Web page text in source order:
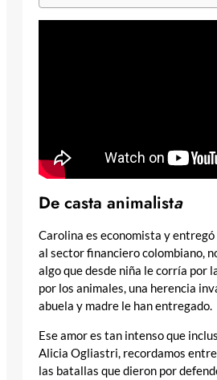
De casta animalista
Carolina es economista y entregó
al sector financiero colombiano,
algo que desde niña le corría por
por los animales, una herencia
abuela y madre le han entregado.
Ese amor es tan intenso que
Alicia Ogliastri, recordamos
las batallas que dieron por